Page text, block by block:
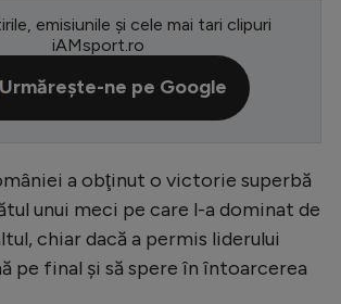
2026
League
1
emisiunile și cele mai tari clipuri
iAMsport.ro
Urmărește-ne pe Google
a obţinut o victorie superbă
unui meci pe care l-a dominat de
chiar dacă a permis liderului
pe final şi să spere în întoarcerea